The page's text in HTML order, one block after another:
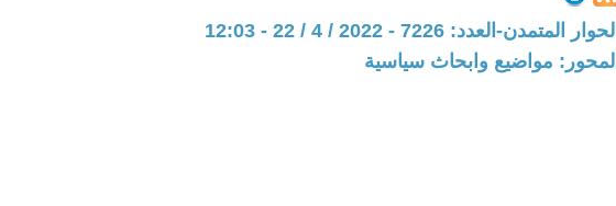
الحوار المتمدن-العدد: 7226 - 2022 / 4 / 22 - 12:03
المحور: مواضيع وابحاث سياسية